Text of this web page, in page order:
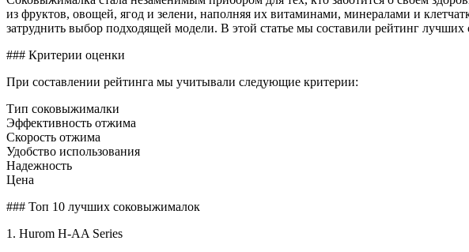
из фруктов, овощей, ягод и зелени, наполняя их витаминами, минералами и
затруднить выбор подходящей модели. В этой статье мы составили рейтинг
### Критерии оценки
При составлении рейтинга мы учитывали следующие критерии:
Тип соковыжималки
Эффективность отжима
Скорость отжима
Удобство использования
Надежность
Цена
### Топ 10 лучших соковыжималок
1. Hurom H-AA Series